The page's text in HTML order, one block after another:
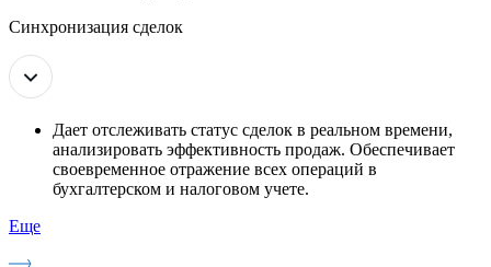
Синхронизация сделок
Дает отслеживать статус сделок в реальном времени,
анализировать эффективность продаж. Обеспечивает
своевременное отражение всех операций в
бухгалтерском и налоговом учете.
Еще